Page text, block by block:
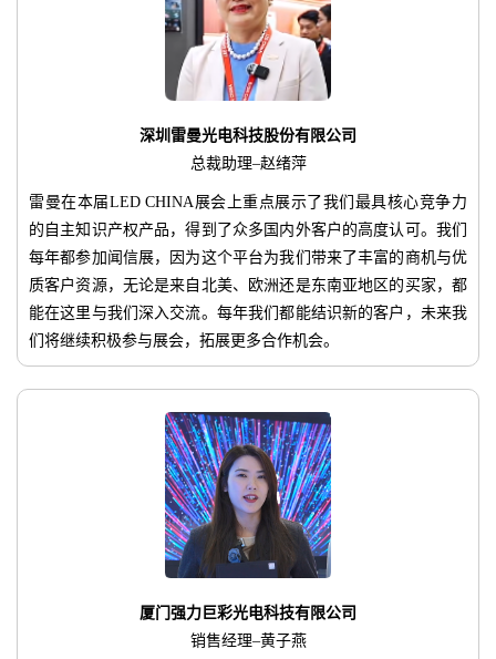
深圳雷曼光电科技股份有限公司
总裁助理–赵绪萍
雷曼在本届LED CHINA展会上重点展示了我们最具核心竞争力
的自主知识产权产品，得到了众多国内外客户的高度认可。我们
每年都参加闻信展，因为这个平台为我们带来了丰富的商机与优
质客户资源，无论是来自北美、欧洲还是东南亚地区的买家，都
能在这里与我们深入交流。每年我们都能结识新的客户，未来我
们将继续积极参与展会，拓展更多合作机会。
厦门强力巨彩光电科技有限公司
销售经理–黄子燕